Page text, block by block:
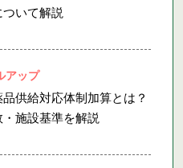
いて解説
アップ
供給対応体制加算とは？
施設基準を解説